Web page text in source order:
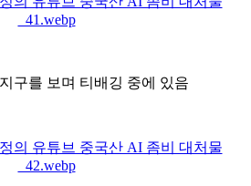
구를 보며 티배깅 중에 있음